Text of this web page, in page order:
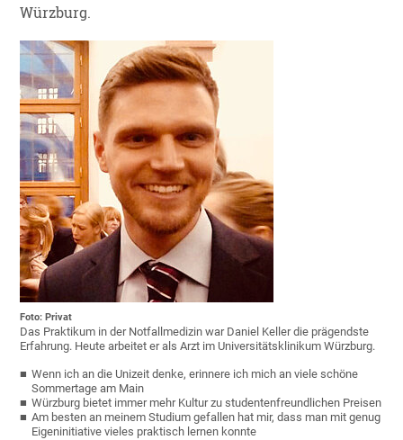
Würzburg.
Foto: Privat
Das Praktikum in der Notfallmedizin war Daniel Keller die prägendste
Erfahrung. Heute arbeitet er als Arzt im Universitätsklinikum Würzburg.
Wenn ich an die Unizeit denke, erinnere ich mich an viele schöne
Sommertage am Main
Würzburg bietet immer mehr Kultur zu studentenfreundlichen Preisen
Am besten an meinem Studium gefallen hat mir, dass man mit genug
Eigeninitiative vieles praktisch lernen konnte